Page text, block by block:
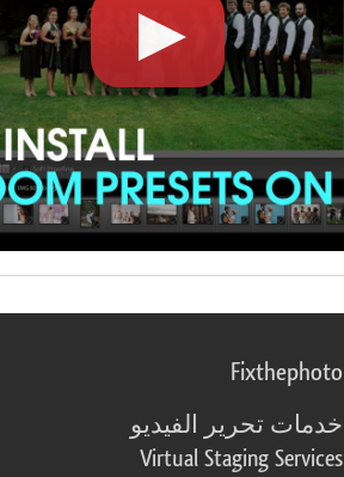
Fixthephoto
خدمات تحرير الفيديو
Virtual Staging Services